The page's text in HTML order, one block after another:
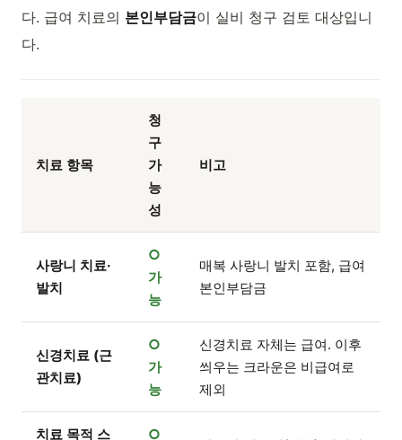
다. 급여 치료의 본인부담금이 실비 청구 검토 대상입니
다.
치료 항목
청
구
가
능
성
비고
사랑니 치료·
발치
○
가
능
매복 사랑니 발치 포함, 급여
본인부담금
신경치료 (근
관치료)
○
가
능
신경치료 자체는 급여. 이후
씌우는 크라운은 비급여로
제외
치료 목적 스 ○